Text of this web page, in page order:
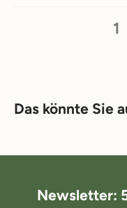
1
Das könnte Sie
Newsletter: